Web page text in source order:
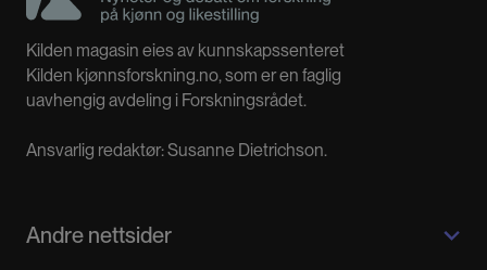
Kilden magasin eies av kunnskapssenteret
Kilden kjønnsforskning.no, som er en faglig
uavhengig avdeling i Forskningsrådet.
Ansvarlig redaktør: Susanne Dietrichson.
Andre nettsider